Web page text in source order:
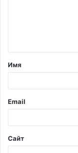
т
а
й
*
Имя
Email
Сайт